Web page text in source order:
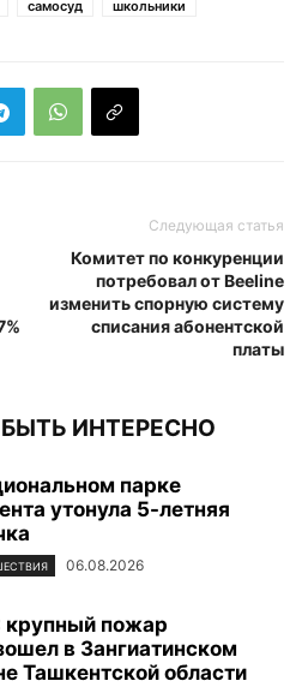
самосуд школьники
Следующая статья
Комитет по конкуренции
потребовал от Beeline
изменить спорную систему
списания абонентской
платы
ИНТЕРЕСНО
парке
утонула 5-летняя
06.08.2026
пожар
в Зангиатинском
Ташкентской области